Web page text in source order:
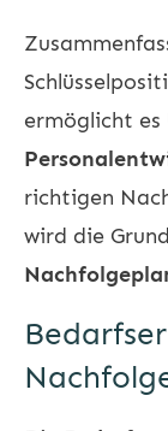
ermöglicht
richtigen
wird die